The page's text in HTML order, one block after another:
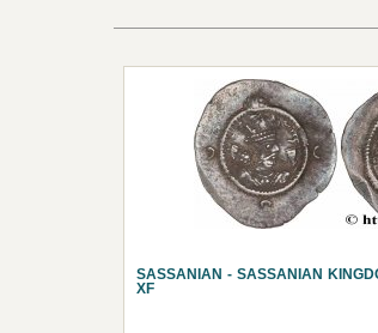
SASSANIAN - SASSANIAN
XF